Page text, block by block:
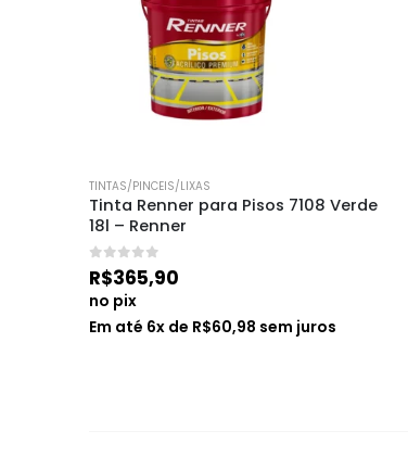
TINTAS/PINCEIS/LIXAS
Tinta Renner para Pisos 7108 Verde
18l – Renner
0 de 5
R$365,90
no pix
Em até 6x de R$60,98 sem juros